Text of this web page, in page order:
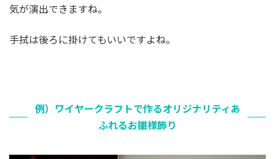
気が演出できますね。
手拭は後ろに掛けてもいいですよね。
例）ワイヤークラフトで作るオリジナリティあ
ふれるお雛様飾り